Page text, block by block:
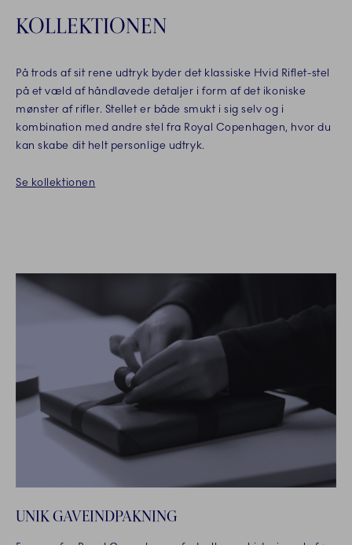
KOLLEKTIONEN
På trods af sit rene udtryk byder det klassiske Hvid Riflet-stel
på et væld af håndlavede detaljer i form af det ikoniske
mønster af rifler. Stellet er både smukt i sig selv og i
kombination med andre stel fra Royal Copenhagen, hvor du
kan skabe dit helt personlige udtryk.
Se kollektionen
UNIK GAVEINDPAKNING